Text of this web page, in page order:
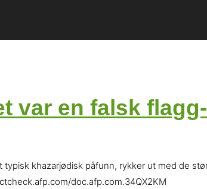
var en falsk
khazarjødisk påfunn, rykker ut med de
doc.afp.com.34QX2KM